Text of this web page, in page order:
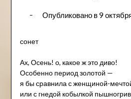
Опубликовано в9
сонет
Ах, Осень! о, какое ж это диво!
Особенно период золотой —
я бы сравнила с женщиной-
или с гнедой кобылкой